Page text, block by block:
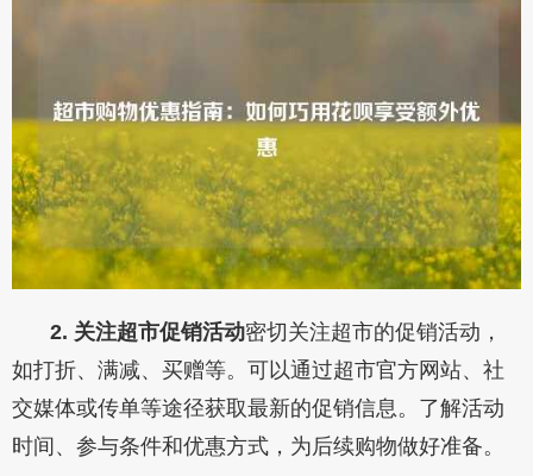
2. 关注超市促销活动密切关注超市的促销活动，
如打折、满减、买赠等。可以通过超市官方网站、社
交媒体或传单等途径获取最新的促销信息。了解活动
时间、参与条件和优惠方式，为后续购物做好准备。